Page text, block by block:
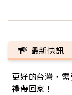
最新快訊
更好的台灣，
禮帶回家！